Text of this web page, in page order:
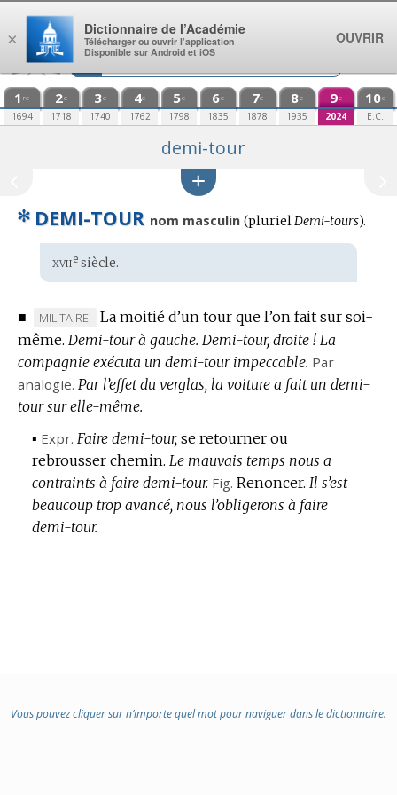
Aller au contenu
1 re
1694
2e
1718
3e
1740
4e
1762
5e
1798
6e
1835
7e
1878
8e
1935
9e
2024
10e
E.C.
demi-tour
✻ DEMI-TOUR nom masculin (plurielDemi-tours).
Étymologie
:
xviiesiècle.
■
MARQUE
DE
DOMAINE
:
MILITAIRE.
La moitié d’un tour que l’on fait sur soi-
même. Demi-tour à gauche. Demi-tour, droite ! La
compagnie exécuta un demi-tour impeccable. Par
analogie. Par l’effet du verglas, la voiture a fait un demi-
tour sur elle-même.
▪ Expr. Faire demi-tour, se retourner ou
rebrousser chemin. Le mauvais temps nous a
contraints à faire demi-tour. Fig. Renoncer. Il s’est
beaucoup trop avancé, nous l’obligerons à faire
demi-tour.
Vous pouvez cliquer sur n’importe quel mot pour naviguer dans le dictionnaire.
×
Dictionnaire de l’Académie
Télécharger ou ouvrir l’application
Disponible sur Android et iOS
OUVRIR